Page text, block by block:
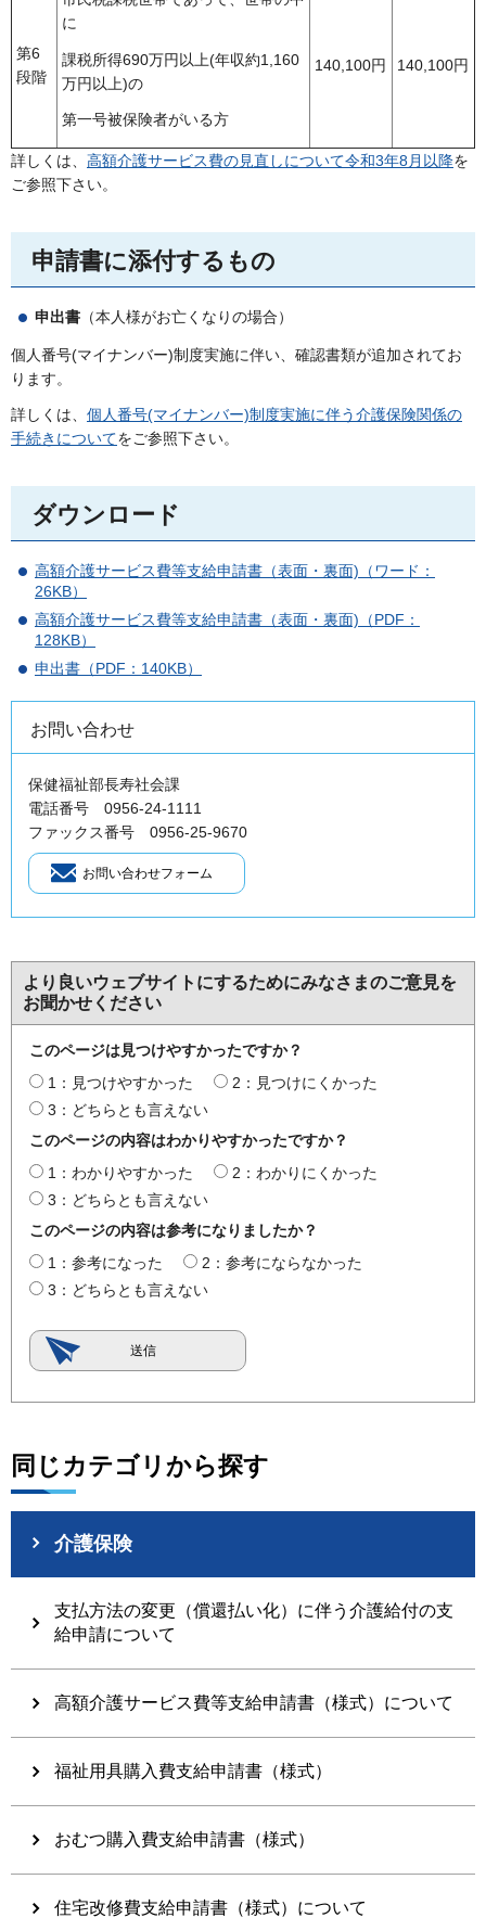
第6
段階
に
課税所得690万円以上(年収約1,160
万円以上)の
第一号被保険者がいる方
140,100円 140,100円
詳しくは、 高額介護サービス費の見直しについて令和3年8月以降を
ご参照下さい。
申請書に添付するもの
申出書 （本人様がお亡くなりの場合）
個人番号(マイナンバー)制度実施に伴い、確認書類が追加されてお
ります。
詳しくは、 個人番号(マイナンバー)制度実施に伴う介護保険関係の
手続きについてをご参照下さい。
ダウンロード
高額介護サービス費等支給申請書（表面・裏面)（ワード：
26KB）
高額介護サービス費等支給申請書（表面・裏面)（PDF：
128KB）
申出書（PDF：140KB）
お問い合わせ
保健福祉部長寿社会課
電話番号 0956-24-1111
ファックス番号 0956-25-9670
より良いウェブサイトにするためにみなさまのご意見を
お聞かせください
このページは見つけやすかったですか？
1：見つけやすかった
2：見つけにくかった
3：どちらとも言えない
このページの内容はわかりやすかったですか？
1：わかりやすかった
2：わかりにくかった
3：どちらとも言えない
このページの内容は参考になりましたか？
1：参考になった
2：参考にならなかった
3：どちらとも言えない
同じカテゴリから探す
介護保険
支払方法の変更（償還払い化）に伴う介護給付の支
給申請について
高額介護サービス費等支給申請書（様式）について
福祉用具購入費支給申請書（様式）
おむつ購入費支給申請書（様式）
住宅改修費支給申請書（様式）について